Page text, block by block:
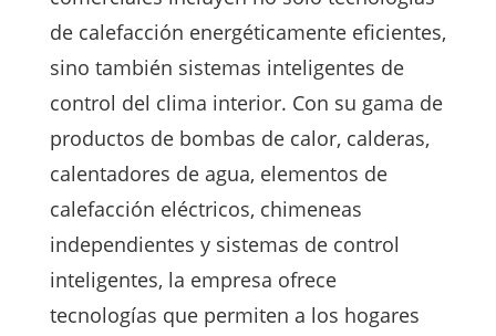
de calefacción energéticamente eficientes,
sino también sistemas inteligentes de
control del clima interior. Con su gama de
productos de bombas de calor, calderas,
calentadores de agua, elementos de
calefacción eléctricos, chimeneas
independientes y sistemas de control
inteligentes, la empresa ofrece
tecnologías que permiten a los hogares